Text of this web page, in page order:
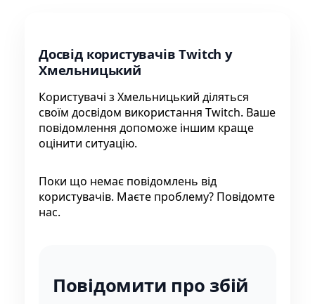
Досвід користувачів Twitch у
Хмельницький
Користувачі з Хмельницький діляться
своїм досвідом використання Twitch. Ваше
повідомлення допоможе іншим краще
оцінити ситуацію.
Поки що немає повідомлень від
користувачів. Маєте проблему? Повідомте
нас.
Повідомити про збій